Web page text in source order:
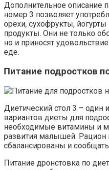
Дополнительное описание
номер 3 позволяет
орехи, сухофрукты,
продукты. Они не только
но и приносят
еде.
Питание подростков
Диетический стол 3 –
вариантов диеты для
необходимые витамины и
развития малышей.
сбалансированы и
Питание дронстовка по